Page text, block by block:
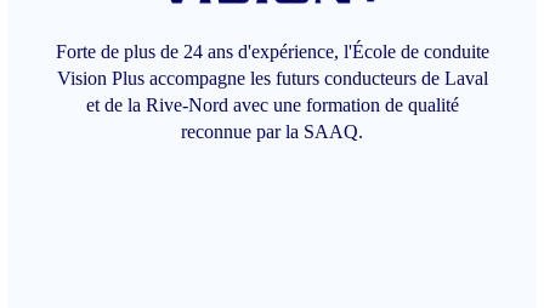
Forte de plus de 24 ans d'expérience, l'École de conduite
Vision Plus accompagne les futurs conducteurs de Laval
et de la Rive-Nord avec une formation de qualité
reconnue par la SAAQ.